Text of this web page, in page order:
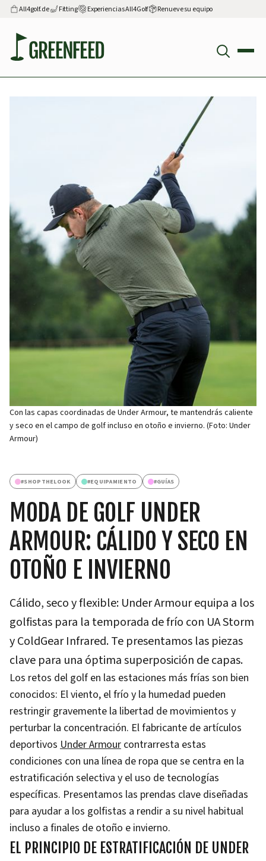
All4golf.de Fitting Experiencias All4Golf Renueve su equipo
Con las capas coordinadas de Under Armour, te mantendrás caliente
y seco en el campo de golf incluso en otoño e invierno. (Foto: Under
Armour)
#SHOPTHELOOK #EQUIPAMIENTO #GUÍAS
MODA DE GOLF UNDER
ARMOUR: CÁLIDO Y SECO EN
OTOÑO E INVIERNO
Cálido, seco y flexible: Under Armour equipa a los
golfistas para la temporada de frío con UA Storm
y ColdGear Infrared. Te presentamos las piezas
clave para una óptima superposición de capas.
Los retos del golf en las estaciones más frías son bien
conocidos: El viento, el frío y la humedad pueden
restringir gravemente la libertad de movimientos y
perturbar la concentración. El fabricante de artículos
deportivos Under Armourcontrarresta estas
condiciones con una línea de ropa que se centra en la
estratificación selectiva y el uso de tecnologías
específicas. Presentamos las prendas clave diseñadas
para ayudar a los golfistas a rendir a su nivel habitual
incluso a finales de otoño e invierno.
EL PRINCIPIO DE ESTRATIFICACIÓN DE UNDER